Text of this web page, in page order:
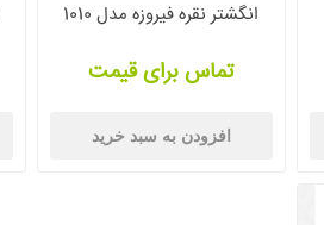
انگشتر نقره فیروزه مدل 1010
تماس برای قیمت
افزودن به سبد خرید